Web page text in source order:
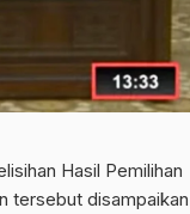
Hasil Pemilihan
tersebut disampaikan